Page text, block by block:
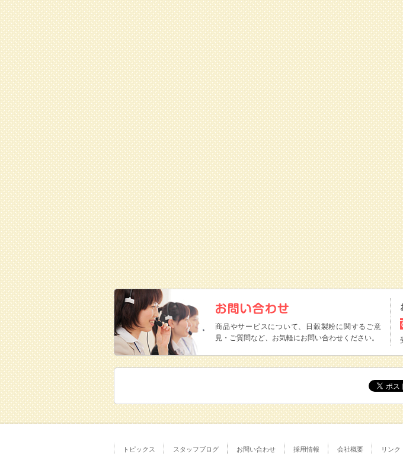
商品やサービスについて、日穀製粉に関するご意
見・ご質問など、お気軽にお問い合わせください。
トピックス スタッフブログ お問い合わせ 採用情報 会社概要 リンク